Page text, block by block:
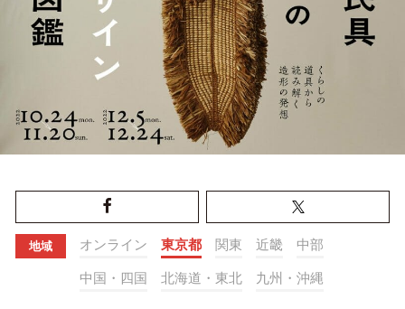
地域 オンライン 東京都 関東 近畿 中部
中国・四国 北海道・東北 九州・沖縄